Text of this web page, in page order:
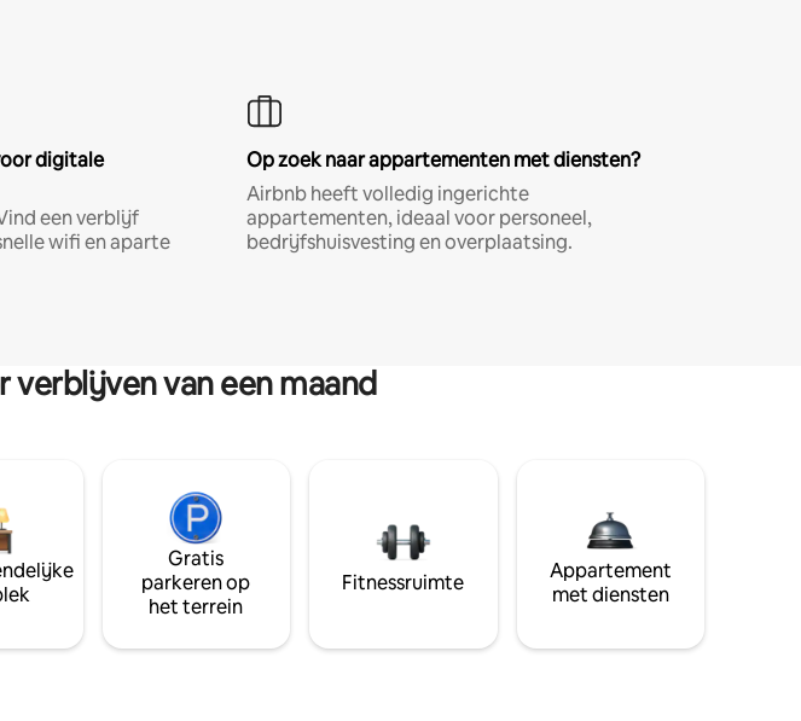
digitale
een verblijf
wifi en aparte
Op zoek naar appartementen met diensten?
Airbnb heeft volledig ingerichte
appartementen, ideaal voor personeel,
bedrijfshuisvesting en overplaatsing.
verblijven van een maand
Gratis
parkeren op
het terrein
Fitnessruimte
Appartement
met diensten